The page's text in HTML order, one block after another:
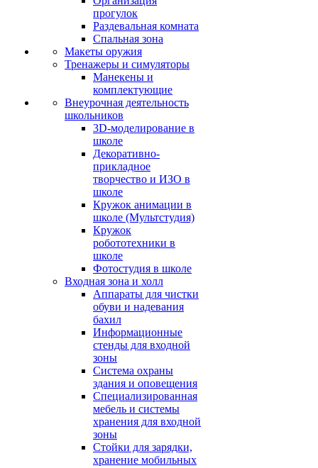
прогулок
Раздевальная комната
Спальная зона
Макеты оружия
Тренажеры и симуляторы
Манекены и
комплектующие
Внеурочная деятельность
школьников
3D-моделирование в
школе
Декоративно-
прикладное
творчество и ИЗО в
школе
Кружок анимации в
школе (Мультстудия)
Кружок
робототехники в
школе
Фотостудия в школе
Входная зона и холл
Аппараты для чистки
обуви и надевания
бахил
Информационные
стенды для входной
зоны
Система охраны
здания и оповещения
Специализированная
мебель и системы
хранения для входной
зоны
Стойки для зарядки,
хранение мобильных